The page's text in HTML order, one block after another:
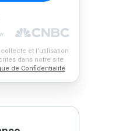
et l'utilisation
dans notre site
de Confidentialité